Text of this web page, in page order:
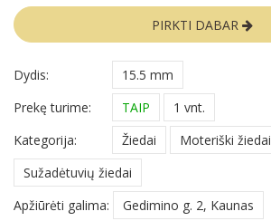
PIRKTI DABAR
Dydis:
15.5 mm
Prekę turime:
TAIP
1 vnt.
Kategorija:
Žiedai
Moteriški žiedai
Sužadėtuvių žiedai
Apžiūrėti galima:
Gedimino g. 2, Kaunas